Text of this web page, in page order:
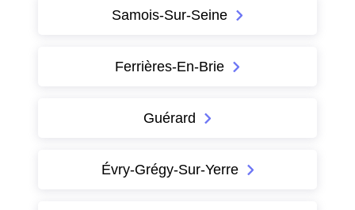
Samois-Sur-Seine
Ferrières-En-Brie
Guérard
Évry-Grégy-Sur-Yerre